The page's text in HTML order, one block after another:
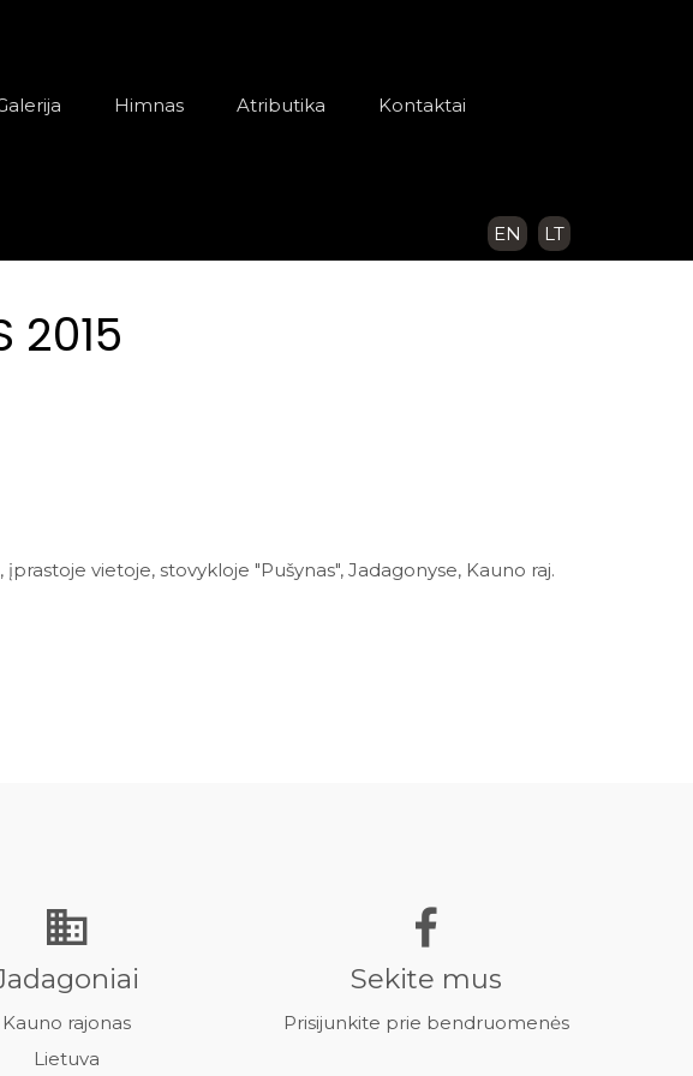
EN LT
Himnas Atributika Kontaktai
2015
vietoje, stovykloje "Pušynas", Jadagonyse, Kauno raj.
Kauno rajonas
Lietuva
Sekite mus
Prisijunkite prie bendruomenės